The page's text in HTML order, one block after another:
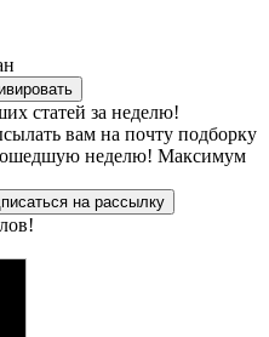
статей за неделю!
вам на почту подборку
неделю! Максимум
на рассылку